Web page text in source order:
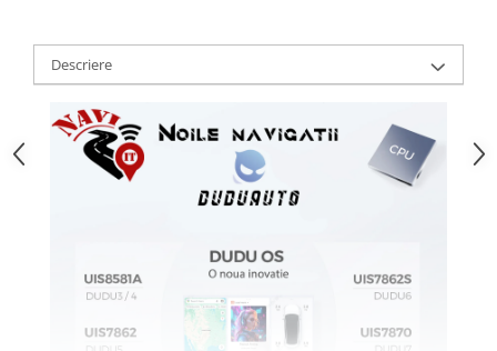
Descriere